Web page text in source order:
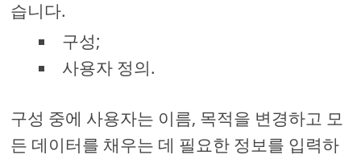
습니다.
구성;
사용자 정의.
구성 중에 사용자는 이름, 목적을 변경하고 모
든 데이터를 채우는 데 필요한 정보를 입력하